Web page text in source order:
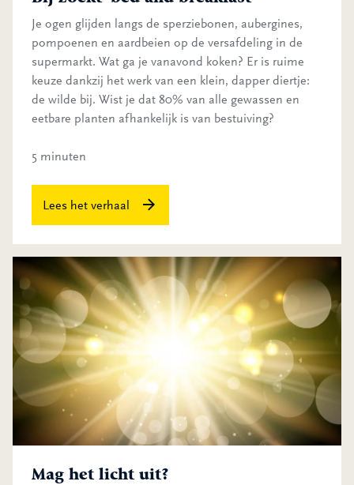
Je ogen glijden langs de sperziebonen, aubergines,
pompoenen en aardbeien op de versafdeling in de
supermarkt. Wat ga je vanavond koken? Er is ruime
keuze dankzij het werk van een klein, dapper diertje:
de wilde bij. Wist je dat 80% van alle gewassen en
eetbare planten afhankelijk is van bestuiving?
5 minuten
Lees het verhaal
Mag het licht uit?
Mag het licht uit?